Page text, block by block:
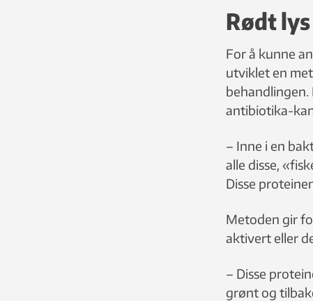
Rødt
For å kunne
utviklet en
antibiotika-
– Inne i en
alle disse,
Disse
Metoden gir
aktivert eller
– Disse
grønt og